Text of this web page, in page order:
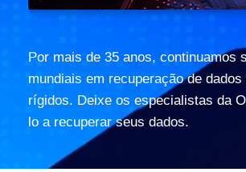
Por mais de 35 anos, continuamos
mundiais em recuperação de
rígidos. Deixe os especialistas da
lo a recuperar seus dados.